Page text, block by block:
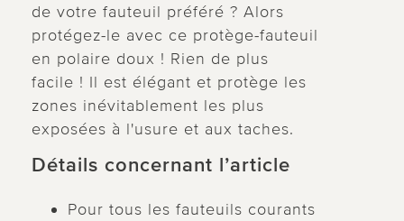
de votre fauteuil préféré ? Alors
protégez-le avec ce protège-fauteuil
en polaire doux ! Rien de plus
facile ! Il est élégant et protège les
zones inévitablement les plus
exposées à l'usure et aux taches.
Détails concernant l’article
Pour tous les fauteuils courants